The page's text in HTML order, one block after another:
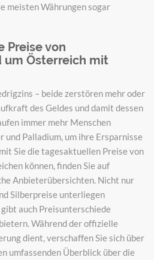
meisten Währungen sogar
Preise von
Österreich mit
– beide zerstören mehr oder
des Geldes und damit dessen
immer mehr Menschen
und Palladium, um ihre Ersparnisse
Sie die tagesaktuellen Preise von
können, finden Sie auf
Anbieterübersichten. Nicht nur
Silberpreise unterliegen
auch Preisunterschiede
Während der offizielle
dient, verschaffen Sie sich über
umfassenden Überblick über die